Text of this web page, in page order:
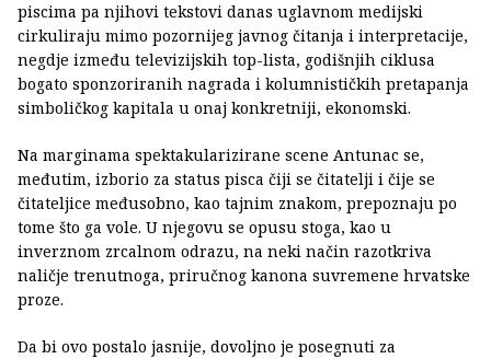
piscima pa njihovi tekstovi danas uglavnom medijski
cirkuliraju mimo pozornijeg javnog čitanja i interpretacije,
negdje između televizijskih top-lista, godišnjih ciklusa
bogato sponzoriranih nagrada i kolumnističkih pretapanja
simboličkog kapitala u onaj konkretniji, ekonomski.
Na marginama spektakularizirane scene Antunac se,
međutim, izborio za status pisca čiji se čitatelji i čije se
čitateljice međusobno, kao tajnim znakom, prepoznaju po
tome što ga vole. U njegovu se opusu stoga, kao u
inverznom zrcalnom odrazu, na neki način razotkriva
naličje trenutnoga, priručnog kanona suvremene hrvatske
proze.
Da bi ovo postalo jasnije, dovoljno je posegnuti za